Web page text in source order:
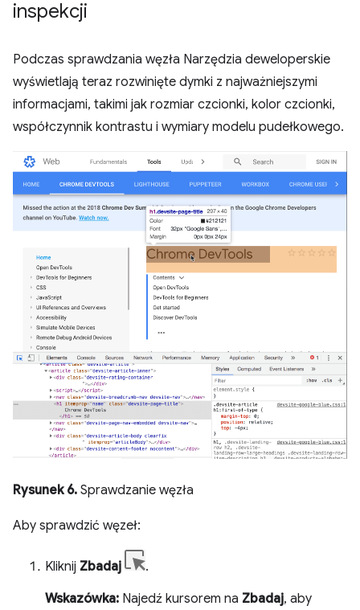
inspekcji
Podczas sprawdzania węzła Narzędzia deweloperskie
wyświetlają teraz rozwinięte dymki z najważniejszymi
informacjami, takimi jak rozmiar czcionki, kolor czcionki,
współczynnik kontrastu i wymiary modelu pudełkowego.
Rysunek 6. Sprawdzanie węzła
Aby sprawdzić węzeł:
Kliknij Zbadaj
.
Wskazówka: Najedź kursorem na Zbadaj, aby